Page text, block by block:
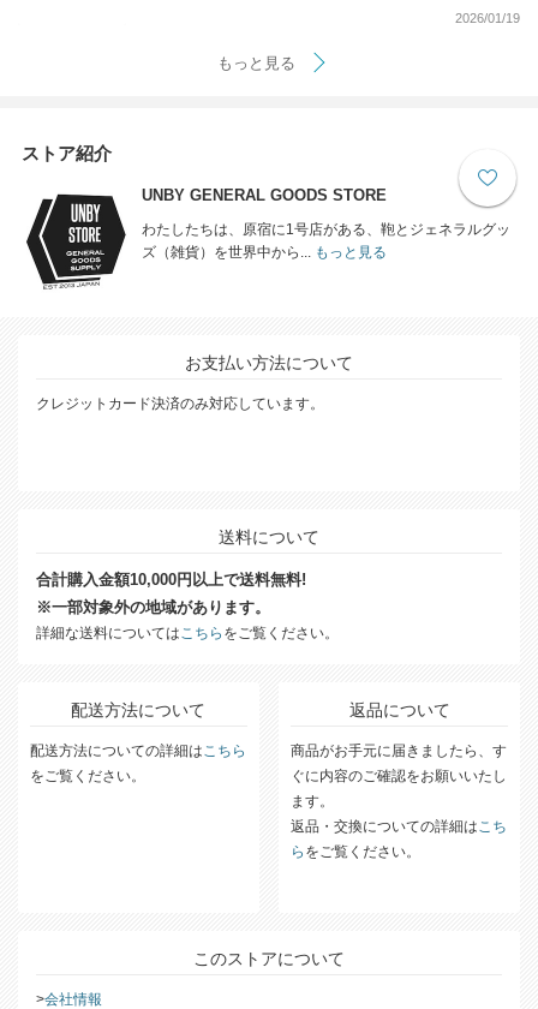
2026/01/19
もっと見る
ストア紹介
UNBY GENERAL GOODS STORE
わたしたちは、原宿に1号店がある、鞄とジェネラルグッ
ズ（雑貨）を世界中から...
もっと見る
お支払い方法について
クレジットカード決済のみ対応しています。
送料について
合計購入金額10,000円以上で送料無料!
※一部対象外の地域があります。
詳細な送料については こちら をご覧ください。
配送方法について
配送方法についての詳細は こちら
をご覧ください。
返品について
商品がお手元に届きましたら、す
ぐに内容のご確認をお願いいたし
ます。
返品・交換についての詳細は こち
ら をご覧ください。
このストアについて
会社情報